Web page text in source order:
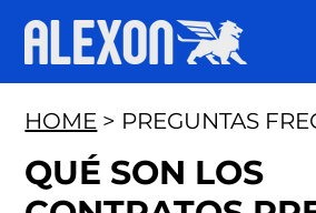
HOME > PREGUNTAS
QUÉ SON LOS